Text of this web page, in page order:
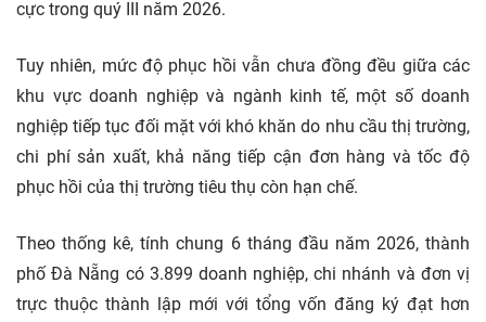
cực trong quý III năm 2026.
Tuy nhiên, mức độ phục hồi vẫn chưa đồng đều giữa các
khu vực doanh nghiệp và ngành kinh tế, một số doanh
nghiệp tiếp tục đối mặt với khó khăn do nhu cầu thị trường,
chi phí sản xuất, khả năng tiếp cận đơn hàng và tốc độ
phục hồi của thị trường tiêu thụ còn hạn chế.
Theo thống kê, tính chung 6 tháng đầu năm 2026, thành
phố Đà Nẵng có 3.899 doanh nghiệp, chi nhánh và đơn vị
trực thuộc thành lập mới với tổng vốn đăng ký đạt hơn